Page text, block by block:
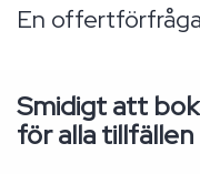
En
Smidigt att
för alla tillfällen